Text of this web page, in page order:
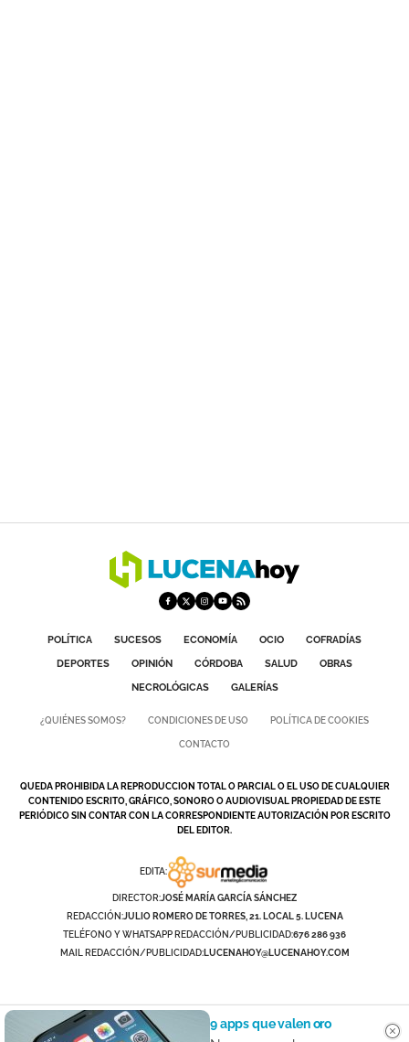
POLÍTICA SUCESOS ECONOMÍA OCIO
COFRADÍAS
DEPORTES
OPINIÓN CÓRDOBA SALUD
OBRAS
NECROLÓGICAS
GALERÍAS
¿QUIÉNES SOMOS? CONDICIONES DE USO POLÍTICA DE COOKIES
CONTACTO
QUEDA PROHIBIDA LA REPRODUCCION TOTAL O PARCIAL O EL USO DE CUALQUIER
CONTENIDO ESCRITO, GRÁFICO, SONORO O AUDIOVISUAL PROPIEDAD DE ESTE
PERIÓDICO SIN CONTAR CON LA CORRESPONDIENTE AUTORIZACIÓN POR ESCRITO
DEL EDITOR.
EDITA:
DIRECTOR:JOSÉ MARÍA GARCÍA SÁNCHEZ
REDACCIÓN:JULIO ROMERO DE TORRES, 21. LOCAL 5. LUCENA
TELÉFONO Y WHATSAPP REDACCIÓN/PUBLICIDAD:676 286 936
MAIL REDACCIÓN/PUBLICIDAD:LUCENAHOY@LUCENAHOY.COM
9 apps que valen oro